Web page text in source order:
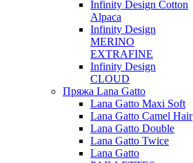
Infinity Design Cotton
Alpaca
Infinity Design
MERINO
EXTRAFINE
Infinity Design
CLOUD
Пряжа Lana Gatto
Lana Gatto Maxi Soft
Lana Gatto Camel Hair
Lana Gatto Double
Lana Gatto Twice
Lana Gatto